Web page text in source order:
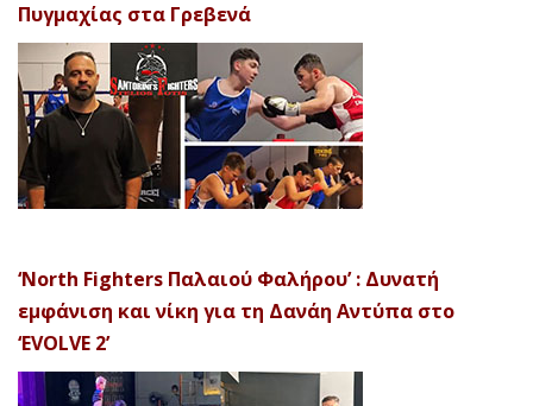
Πυγμαχίας στα Γρεβενά
‘North Fighters Παλαιού Φαλήρου’ : Δυνατή
εμφάνιση και νίκη για τη Δανάη Αντύπα στο
‘EVOLVE 2’